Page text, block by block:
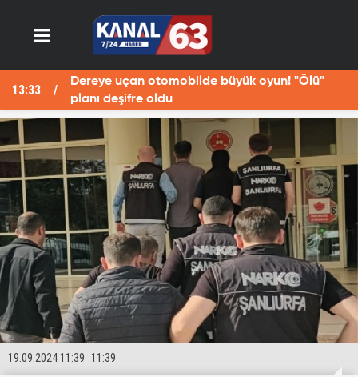
13:33
Dereye uçan otomobilde büyük oyun! "Ölü"
planı deşifre oldu
11:39
19.09.2024 11:39